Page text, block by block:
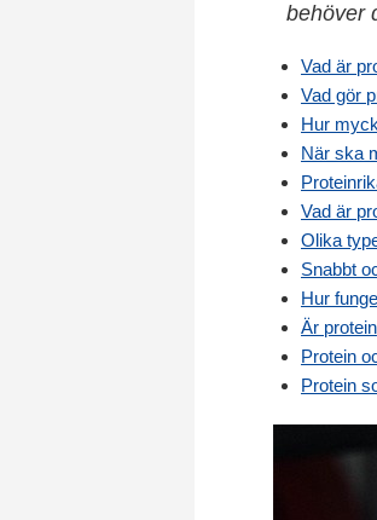
behöver
Vad är
Vad gör
Hur
När ska
Vad är
Olika
Snabbt
Hur
Är
Protein
Protein